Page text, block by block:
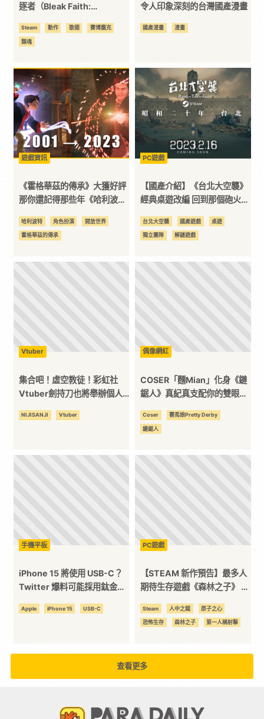
技
全
方
位
資
平
台
逐者（Bleak Faith:
發售
Steam 動作 歌德 賽博龐克
類魂
令人印象深刻的台灣國產漫畫
國產漫畫 漫畫
遊戲資訊
《霍格華茲的傳承》大獲好評
那你還記得那些年《哈利波
哈利波特 角色扮演 開放世界
霍格華茲的傳承
PC遊戲
【國產介紹】《台北大空襲》
經典桌遊改編 回到那個砲火連
台北大空襲 國產遊戲 桌遊
獨立團隊 解謎遊戲
Vtuber
集合吧！虛空教徒！彩虹社
Vtuber劍持刀也將舉辦個人
NIJISANJI Vtuber
偶像網紅
COSER「麵Mian」化身《鏈
鋸人》真紀真支配你的雙眼，
Coser 賽馬娘Pretty Derby
鏈鋸人
手機平板
iPhone 15 將使用 USB-C？
Twitter 爆料可能採用鈦金
Apple iPhone 15 USB-C
PC遊戲
【STEAM 新作預告】最多人
期待生存遊戲《森林之子》 科
Steam 人中之龍 原子之心
恐怖生存 森林之子 第一人稱射擊
查看更多